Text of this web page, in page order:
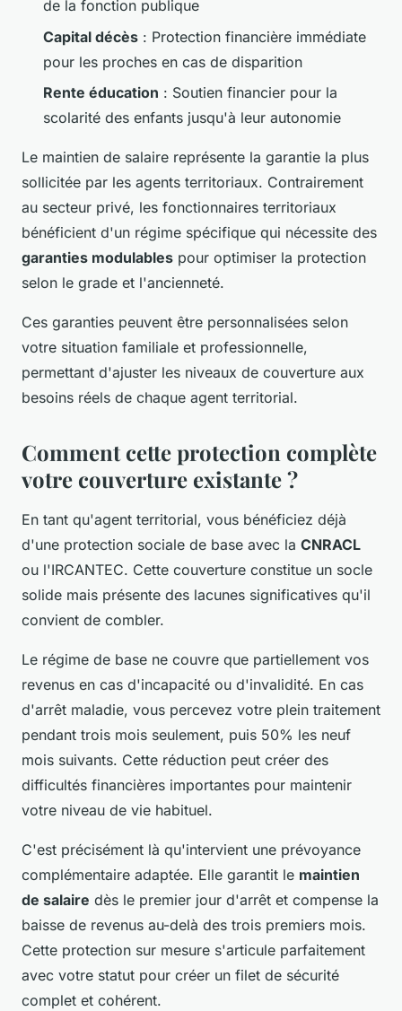
de la fonction publique
Capital décès : Protection financière immédiate
pour les proches en cas de disparition
Rente éducation : Soutien financier pour la
scolarité des enfants jusqu'à leur autonomie
Le maintien de salaire représente la garantie la plus
sollicitée par les agents territoriaux. Contrairement
au secteur privé, les fonctionnaires territoriaux
bénéficient d'un régime spécifique qui nécessite des
garanties modulables pour optimiser la protection
selon le grade et l'ancienneté.
Ces garanties peuvent être personnalisées selon
votre situation familiale et professionnelle,
permettant d'ajuster les niveaux de couverture aux
besoins réels de chaque agent territorial.
Comment cette protection complète
votre couverture existante ?
En tant qu'agent territorial, vous bénéficiez déjà
d'une protection sociale de base avec la CNRACL
ou l'IRCANTEC. Cette couverture constitue un socle
solide mais présente des lacunes significatives qu'il
convient de combler.
Le régime de base ne couvre que partiellement vos
revenus en cas d'incapacité ou d'invalidité. En cas
d'arrêt maladie, vous percevez votre plein traitement
pendant trois mois seulement, puis 50% les neuf
mois suivants. Cette réduction peut créer des
difficultés financières importantes pour maintenir
votre niveau de vie habituel.
C'est précisément là qu'intervient une prévoyance
complémentaire adaptée. Elle garantit le maintien
de salaire dès le premier jour d'arrêt et compense la
baisse de revenus au-delà des trois premiers mois.
Cette protection sur mesure s'articule parfaitement
avec votre statut pour créer un filet de sécurité
complet et cohérent.